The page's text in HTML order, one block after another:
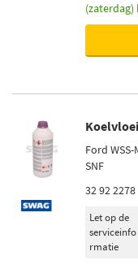
(zaterdag)
Ford
SNF
32 92 2278
Let op de
serviceinfo
rmatie